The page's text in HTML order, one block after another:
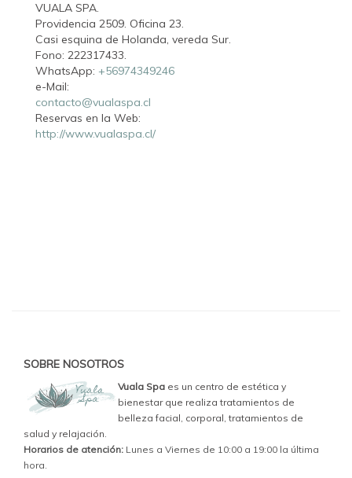
VUALA SPA.
Providencia 2509. Oficina 23.
Casi esquina de Holanda, vereda Sur.
Fono: 222317433.
WhatsApp: +56974349246
e-Mail:
contacto@vualaspa.cl
Reservas en la Web:
http://www.vualaspa.cl/
SOBRE NOSOTROS
Vuala Spa es un centro de estética y
bienestar que realiza tratamientos de
belleza facial, corporal, tratamientos de
salud y relajación.
Horarios de atención: Lunes a Viernes de 10:00 a 19:00 la última
hora.